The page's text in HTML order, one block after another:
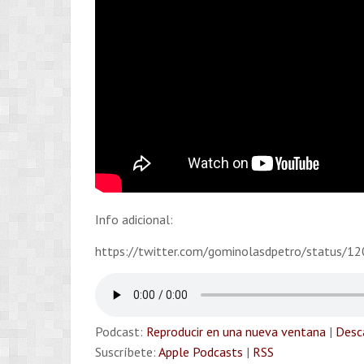
Info adicional:
https://twitter.com/gominolasdpetro/status/
Podcast: Reproducir en una nueva ventana |
Suscríbete: Apple Podcasts | RSS